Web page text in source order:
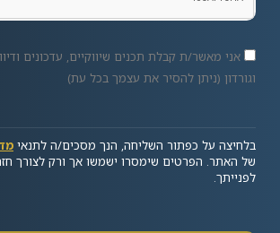
אני מאשר/ת קבלת תכנים שיווקיים, עדכונים
וגורדון (ניתן להסיר את עצמך בכל עת)
בלחיצה על כפתור השליחה, הנך מסכים/ה לתנאי
של האתר. הפרטים שימסרו ישמשו אך ורק לצורך
לפנייתך.